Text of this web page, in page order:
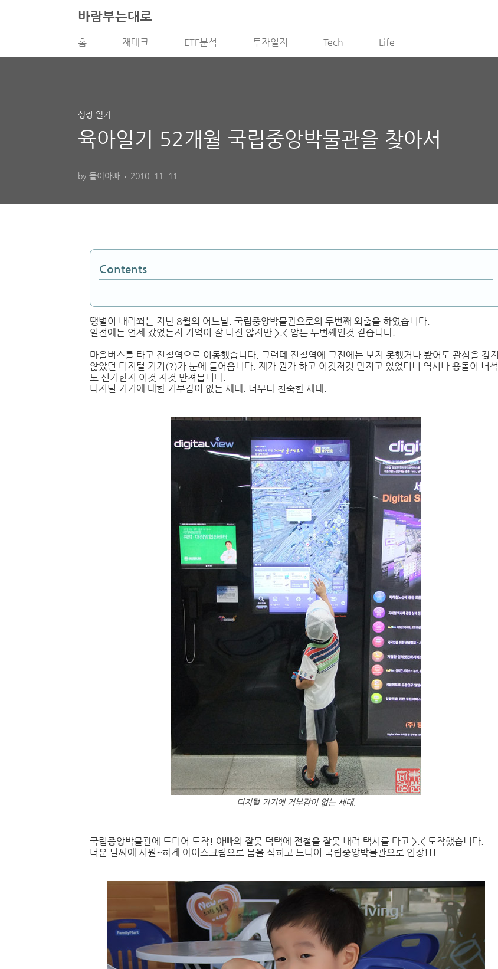
바람부는대로
홈 재테크 ETF분석 투자일지 Tech Life
성장 일기
육아일기 52개월 국립중앙박물관을 찾아서
by 돌이아빠 2010. 11. 11.
Contents
땡볕이 내리쬐는 지난 8월의 어느날. 국립중앙박물관으로의 두번째 외출을 하였습니다.
일전에는 언제 갔었는지 기억이 잘 나진 않지만 >.< 암튼 두번째인것 같습니다.
마을버스를 타고 전철역으로 이동했습니다. 그런데 전철역에 그전에는 보지 못했거나 봤어도 관심을 갖지
않았던 디지털 기기(?)가 눈에 들어옵니다. 제가 뭔가 하고 이것저것 만지고 있었더니 역시나 용돌이 녀석
도 신기한지 이것 저것 만져봅니다.
디지털 기기에 대한 거부감이 없는 세대. 너무나 친숙한 세대.
디지털 기기에 거부감이 없는 세대.
국립중앙박물관에 드디어 도착! 아빠의 잘못 덕택에 전철을 잘못 내려 택시를 타고 >.< 도착했습니다.
더운 날씨에 시원~하게 아이스크림으로 몸을 식히고 드디어 국립중앙박물관으로 입장!!!